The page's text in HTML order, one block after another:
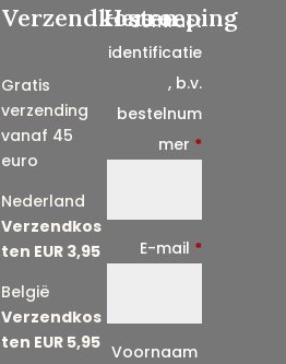
Verzendkosten
Gratis
verzending
vanaf 45
euro
Nederland
Verzendkos
ten EUR 3,95
België
Verzendkos
ten EUR 5,95
Herroeping
Contract
identificatie
, b.v.
bestelnum
mer *
E-mail *
Voornaam